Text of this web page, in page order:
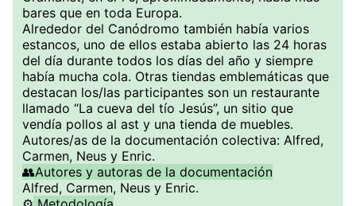
bares que en toda Europa.
Alrededor del Canódromo también había varios
estancos, uno de ellos estaba abierto las 24 horas
del día durante todos los días del año y siempre
había mucha cola. Otras tiendas emblemáticas que
destacan los/las participantes son un restaurante
llamado “La cueva del tío Jesús”, un sitio que
vendía pollos al ast y una tienda de muebles.
Autores/as de la documentación colectiva: Alfred,
Carmen, Neus y Enric.
👥Autores y autoras de la documentación
Alfred, Carmen, Neus y Enric.